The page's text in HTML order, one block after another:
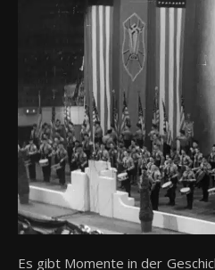
Es gibt Momente in der Geschichte, die sich wie ein dunkler